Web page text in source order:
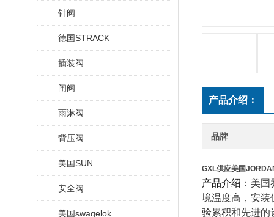
针阀
德国STRACK
插装阀
闸阀
雨淋阀
背压阀
美国SUN
安全阀
美国swagelok
产品介绍：
品牌
GXL供应美国
产品介绍： 美国
境温度高，安装
验累积和先进的